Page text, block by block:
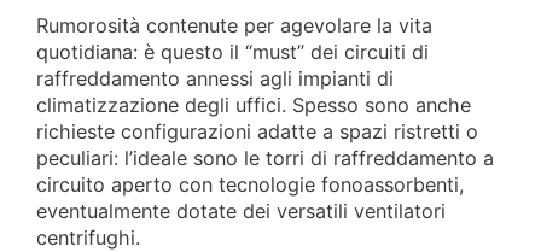
Rumorosità contenute per agevolare la vita
quotidiana: è questo il “must” dei circuiti di
raffreddamento annessi agli impianti di
climatizzazione degli uffici. Spesso sono anche
richieste configurazioni adatte a spazi ristretti o
peculiari: l’ideale sono le torri di raffreddamento a
circuito aperto con tecnologie fonoassorbenti,
eventualmente dotate dei versatili ventilatori
centrifughi.